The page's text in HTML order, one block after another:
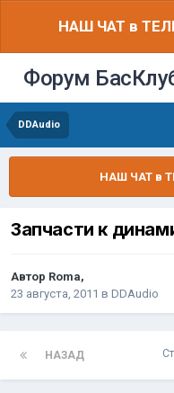
НАШ ЧАТ в
Форум
DDAudio
НАШ ЧАТ в
Запчасти к
Автор Roma,
23 августа, 2011 в DDAudio
НАЗАД